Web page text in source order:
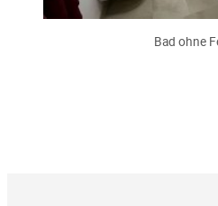
Bad ohne